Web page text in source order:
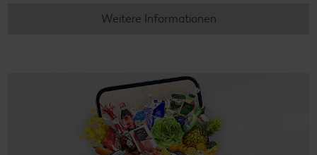
Weitere Informationen